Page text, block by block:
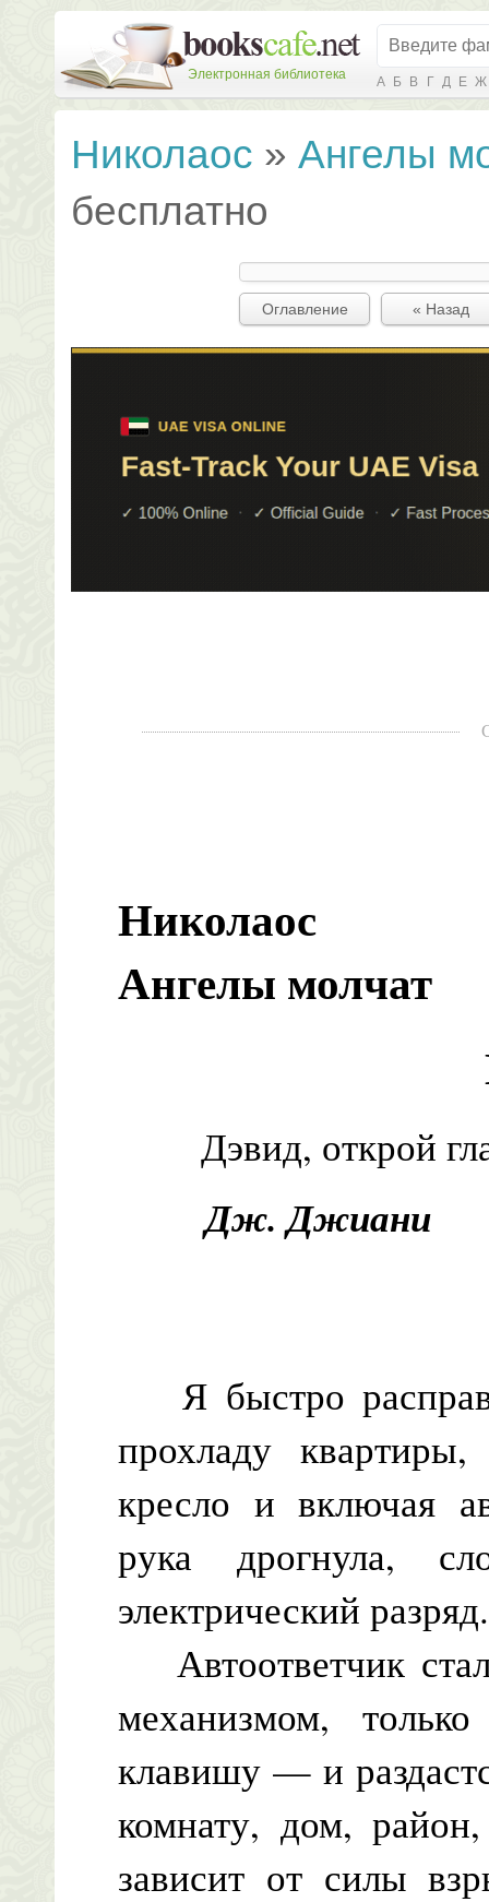
Электронная библиотека А Б В Г Д Е Ж
Николаос » Ангелы
бесплатно
Оглавление « Назад
Николаос
Ангелы молчат
Дэвид, открой
Дж. Джиани
Я быстро
прохладу
кресло и включая
рука дрогнула,
электрический разряд.
Автоответчик
механизмом,
клавишу — и
комнату, дом,
зависит от силы